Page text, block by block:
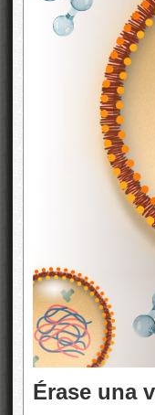
Érase una